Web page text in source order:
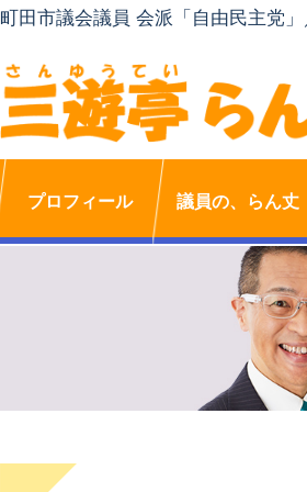
町田市議会議員 会派「自由民主党
プロフィール 議員の、らん丈